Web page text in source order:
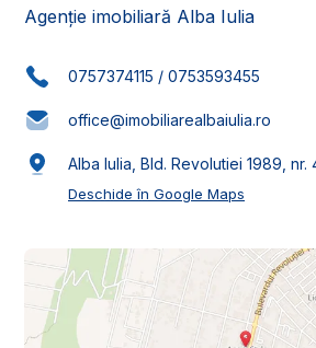
Agenție imobiliară Alba Iulia
0757374115 / 0753593455
office@imobiliarealbaiulia.ro
Alba Iulia, Bld. Revolutiei 1989, nr.
Deschide în Google Maps